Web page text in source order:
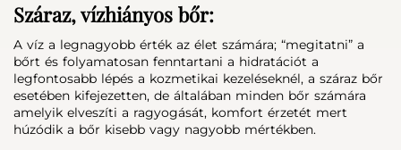
Száraz, vízhiányos bőr:
A víz a legnagyobb érték az élet számára; “megitatni” a
bőrt és folyamatosan fenntartani a hidratációt a
legfontosabb lépés a kozmetikai kezeléseknél, a száraz bőr
esetében kifejezetten, de általában minden bőr számára
amelyik elveszíti a ragyogását, komfort érzetét mert
húzódik a bőr kisebb vagy nagyobb mértékben.